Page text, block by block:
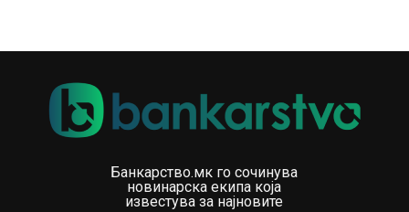
Банкарство.мк го сочинува
новинарска екипа која
известува за најновите